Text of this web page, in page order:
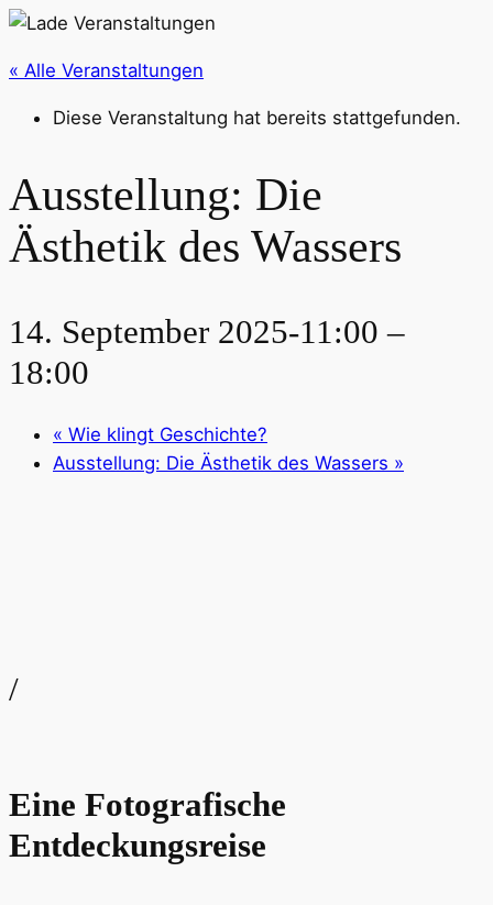
« Alle Veranstaltungen
Diese Veranstaltung hat bereits stattgefunden.
Ausstellung: Die
Ästhetik des Wassers
14. September 2025-11:00 –
18:00
« Wie klingt Geschichte?
Ausstellung: Die Ästhetik des Wassers »
/
Eine Fotografische
Entdeckungsreise